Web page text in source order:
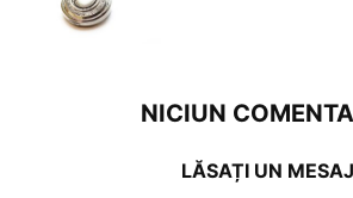
NICIUN
LĂSAȚI UN MESAJ